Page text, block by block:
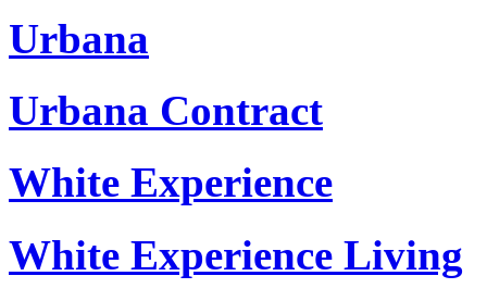
Urbana
Urbana Contract
White Experience
White Experience Living